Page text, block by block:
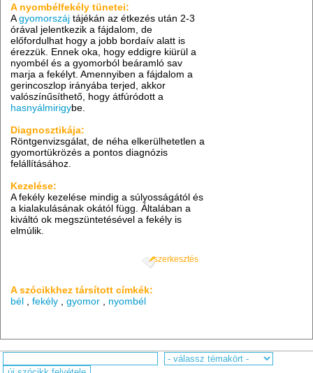
A nyombélfekély tünetei:
Agyomorszáj tájékán az étkezés után 2-3
órával jelentkezik a fájdalom, de
előfordulhat hogy a jobb bordaív alatt is
érezzük. Ennek oka, hogy eddigre kiürül a
nyombél és a gyomorból beáramló sav
marja a fekélyt. Amennyiben a fájdalom a
gerincoszlop irányába terjed, akkor
valószínűsíthető, hogy átfúródott a
hasnyálmirigybe.
Diagnosztikája:
Röntgenvizsgálat, de néha elkerülhetetlen a
gyomortükrözés a pontos diagnózis
felállításához.
Kezelése:
A fekély kezelése mindig a súlyosságától és
a kialakulásának okától függ. Általában a
kiváltó ok megszüntetésével a fekély is
elmúlik.
szerkesztés
A szócikkhez társított címkék:
bél ,fekély ,gyomor nyombél